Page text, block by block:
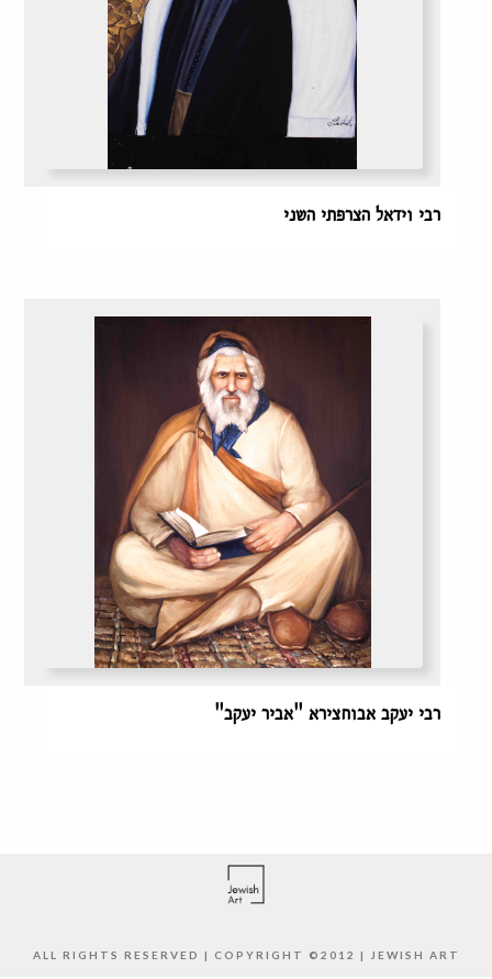
רבי וידאל הצרפתי השני
רבי יעקב אבוחצירא "אביר יעקב"
ALL RIGHTS RESERVED | COPYRIGHT ©2012 | JEWISH ART